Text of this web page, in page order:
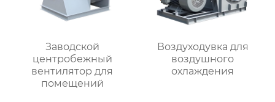
Заводской
центробежный
вентилятор для
помещений
Воздуходувка для
воздушного
охлаждения